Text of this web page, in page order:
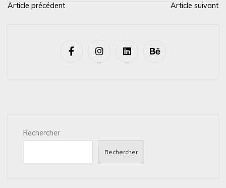
N
Article précédent Article suivant
Rechercher
Rechercher